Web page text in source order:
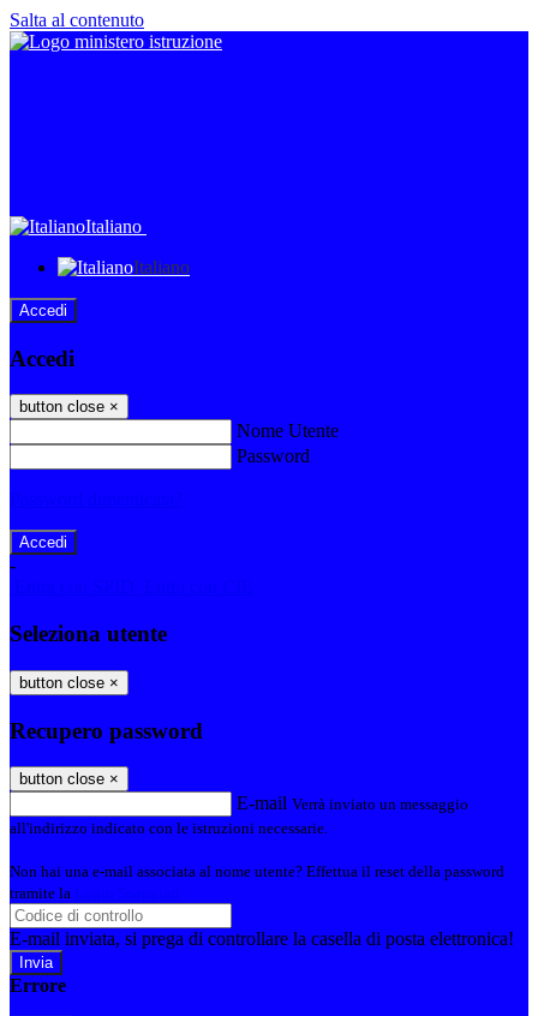
Salta al contenuto
Italiano
Italiano
Accedi
Accedi
button close ×
Nome Utente
Password
-
Seleziona utente
button close ×
Recupero password
button close ×
E-mail Verrà inviato un messaggio
all'indirizzo indicato con le istruzioni necessarie.
Non hai una e-mail associata al nome utente? Effettua il reset della password
tramite la
E-mail inviata, si prega di controllare la casella di posta elettronica!
Errore